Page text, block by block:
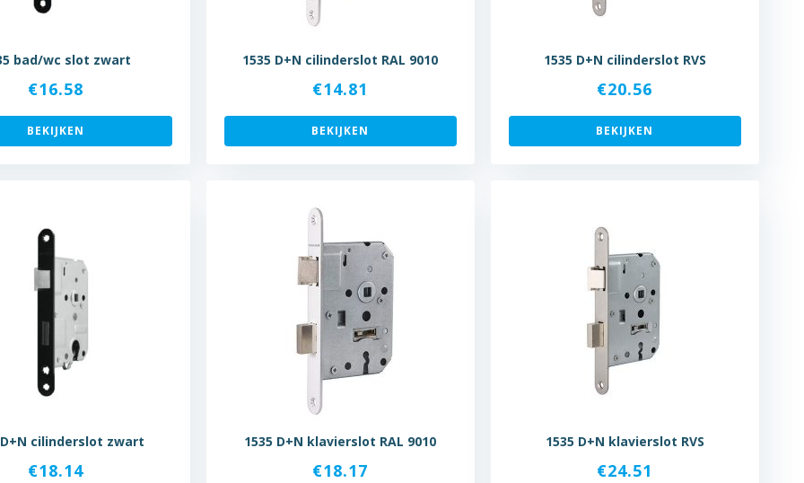
bad/wc slot zwart
€16.58
BEKIJKEN
1535 D+N cilinderslot RAL 9010
€14.81
BEKIJKEN
1535 D+N cilinderslot RVS
€20.56
BEKIJKEN
D+N cilinderslot zwart
€18.14
1535 D+N klavierslot RAL 9010
€18.17
1535 D+N klavierslot RVS
€24.51